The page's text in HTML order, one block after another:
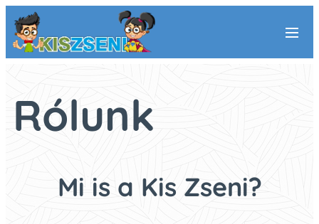
Rólunk
Mi is a Kis Zseni?